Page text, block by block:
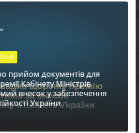
прийом документів для
Кабінету Міністрів
внесок у забезпечення
України